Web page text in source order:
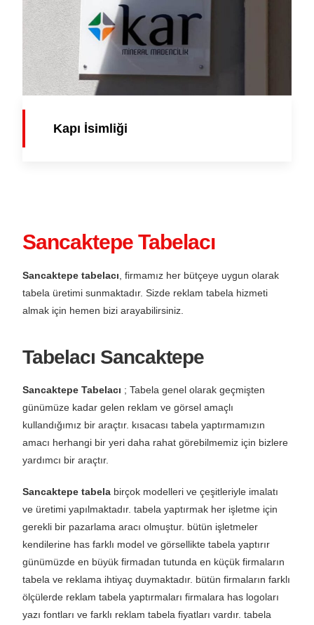
Kapı İsimliği
Sancaktepe Tabelacı
Sancaktepe tabelacı , firmamız her bütçeye uygun olarak
tabela üretimi sunmaktadır. Sizde reklam tabela hizmeti
almak için hemen bizi arayabilirsiniz.
Tabelacı Sancaktepe
Sancaktepe Tabelacı ; Tabela genel olarak geçmişten
günümüze kadar gelen reklam ve görsel amaçlı
kullandığımız bir araçtır. kısacası tabela yaptırmamızın
amacı herhangi bir yeri daha rahat görebilmemiz için bizlere
yardımcı bir araçtır.
Sancaktepe tabela birçok modelleri ve çeşitleriyle imalatı
ve üretimi yapılmaktadır. tabela yaptırmak her işletme için
gerekli bir pazarlama aracı olmuştur. bütün işletmeler
kendilerine has farklı model ve görsellikte tabela yaptırır
günümüzde en büyük firmadan tutunda en küçük firmaların
tabela ve reklama ihtiyaç duymaktadır. bütün firmaların farklı
ölçülerde reklam tabela yaptırmaları firmalara has logoları
yazı fontları ve farklı reklam tabela fiyatları vardır. tabela